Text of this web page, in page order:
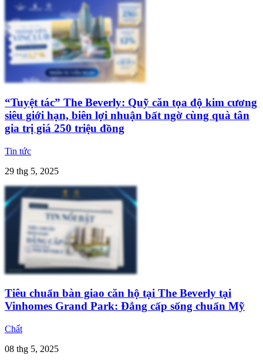
“Tuyệt tác” The Beverly: Quỹ căn tọa độ kim cương
siêu giới hạn, biên lợi nhuận bất ngờ cùng quà tân
gia trị giá 250 triệu đồng
Tin tức
29 thg 5, 2025
Tiêu chuẩn bàn giao căn hộ tại The Beverly tại
Vinhomes Grand Park: Đẳng cấp sống chuẩn Mỹ
Chất
08 thg 5, 2025